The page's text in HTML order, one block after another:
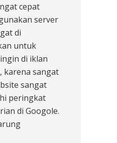
cepat
server
di
untuk
di iklan
karena sangat
sangat
peringkat
di Googole.